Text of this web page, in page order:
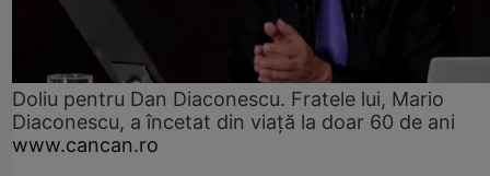
Doliu pentru Dan Diaconescu. Fratele lui, Mario
Diaconescu, a încetat din viață la doar 60 de ani
www.cancan.ro